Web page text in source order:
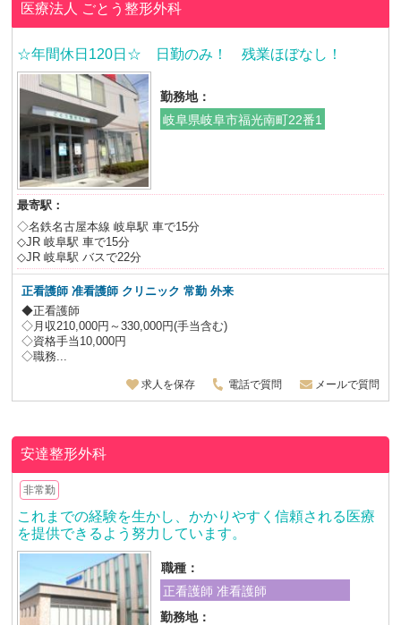
医療法人 ごとう整形外科
☆年間休日120日☆ 日勤のみ！ 残業ほぼなし！
勤務地：
岐阜県岐阜市福光南町22番1
最寄駅：
◇名鉄名古屋本線 岐阜駅 車で15分
◇JR 岐阜駅 車で15分
◇JR 岐阜駅 バスで22分
正看護師 准看護師 クリニック 常勤 外来
◆正看護師
◇月収210,000円～330,000円(手当含む)
◇資格手当10,000円
◇職務...
求人を保存 電話で質問 メールで質問
安達整形外科
非常勤
これまでの経験を生かし、かかりやすく信頼される医療
を提供できるよう努力しています。
職種：
正看護師 准看護師
勤務地：